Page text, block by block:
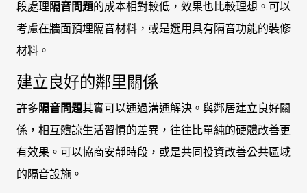
段處理 隔音問題的成本相對較低，效果也比較理想。可以
考慮在牆面預埋隔音材料，或是選用具有隔音功能的裝修
材料。
建立良好的鄰里關係
許多 隔音問題其實可以通過溝通解決。與鄰居建立良好關
係，相互體諒生活習慣的差異，往往比單純的硬體改善更
有效果。可以協商安靜時段，或是共同投資改善公共區域
的隔音設施。